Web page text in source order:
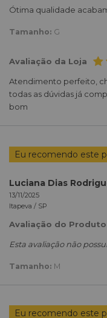
Ótima qualidade
Tamanho: G
Avaliação da Loja
Atendimento perfeito,
todas as dúvidas já
bom
Eu recomendo este
13/11/2025
Itapeva / SP
Avaliação do Produto
Esta avaliação não
Tamanho: M
Eu recomendo este